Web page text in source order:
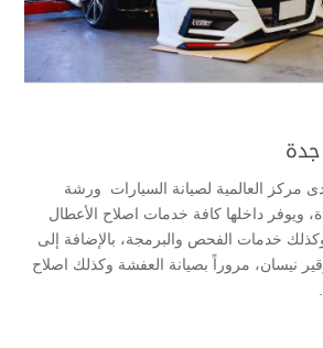
مركز العالمية لصيانة السيارات ورشة
داخلها كافة خدمات اصلاح الأعطال
وكذلك خدمات الفحص والبرمجة، بالإضافة إلى
نيسان، مروراً بصيانة العفشة وكذلك اصلاح